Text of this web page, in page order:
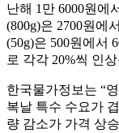
난해 1만 6000원에
(800g)은 2700원에
(50g)은 500원에서
로 각각 20%씩 인
한국물가정보는 “
복날 특수 수요가
량 감소가 가격 상